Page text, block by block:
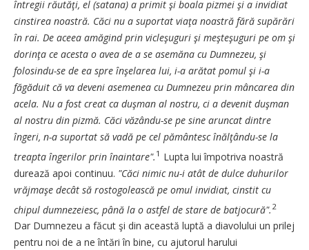
întregii răutăţi, el (satana) a primit şi boala pizmei şi a invidiat
cinstirea noastră. Căci nu a suportat viaţa noastră fără supărări
în rai. De aceea amăgind prin vicleşuguri şi meşteşuguri pe om şi
dorinţa ce acesta o avea de a se asemăna cu Dumnezeu, şi
folosindu-se de ea spre înşelarea lui, i-a arătat pomul şi i-a
făgăduit că va deveni asemenea cu Dumnezeu prin mâncarea din
acela. Nu a fost creat ca duşman al nostru, ci a devenit duşman
al nostru din pizmă. Căci văzându-se pe sine aruncat dintre
îngeri, n-a suportat să vadă pe cel pământesc înălţându-se la
treapta îngerilor prin înaintare". 1 Lupta lui împotriva noastră
durează apoi continuu. "Căci nimic nu-i atât de dulce duhurilor
vrăjmaşe decât să rostogolească pe omul invidiat, cinstit cu
chipul dumnezeiesc, până la o astfel de stare de batjocură". 2
Dar Dumnezeu a făcut şi din această luptă a diavolului un prilej
pentru noi de a ne întări în bine, cu ajutorul harului